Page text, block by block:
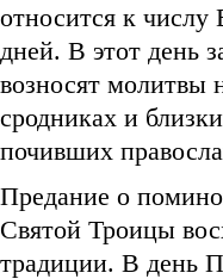
относится к
дней. В этот день
возносят молитвы
сродниках и
почивших
Предание о
Святой Троицы
традиции. В день